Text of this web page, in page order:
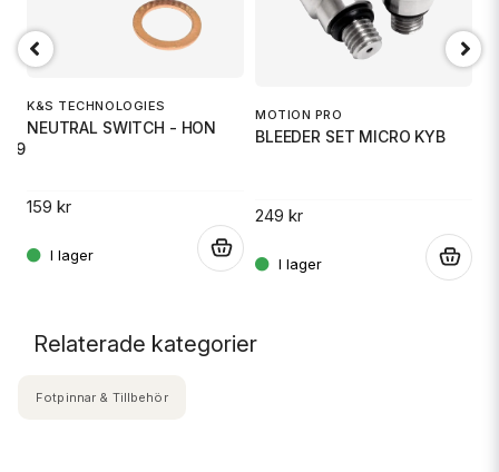
SIL
K&S TECHNOLOGIES
NEUTRAL SWITCH - HON
159 kr
MOTION PRO
BLEEDER SET MICRO KYB
249 kr
Relaterade kategorier
Fotpinnar & Tillbehör